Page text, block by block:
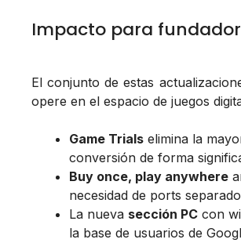
Impacto para
El conjunto de estas
opere en el espacio de juegos
Game Trials elimina la
conversión de forma
Buy once, play anywhere
necesidad de ports
La nueva sección PC con
la base de usuarios de